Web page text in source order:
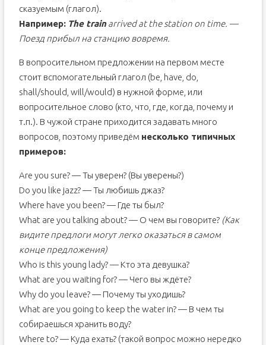
сказуемым (глагол).
Например: The trainarrived at the station on time. —
Поезд прибыл на станцию вовремя.
В вопросительном предложении на первом месте
стоит вспомогательный глагол (be, have, do,
shall/should, will/would) в нужной форме, или
вопросительное слово (кто, что, где, когда, почему и
т.п.). В чужой стране приходится задавать много
вопросов, поэтому приведём несколько типичных
примеров:
Are you sure? — Ты уверен? (Вы уверены?)
Do you like jazz? — Ты любишь джаз?
Where have you been? — Где ты был?
What are you talking about? — О чем вы говорите? (Как
видите предлоги могут легко оказаться в самом
конце предложения)
Who is this young lady? — Кто эта девушка?
What are you waiting for? — Чего вы ждёте?
Why do you leave? — Почему ты уходишь?
What are you going to keep the water in? — В чем ты
собираешься хранить воду?
Where to? — Куда ехать? (такой вопрос можно нередко